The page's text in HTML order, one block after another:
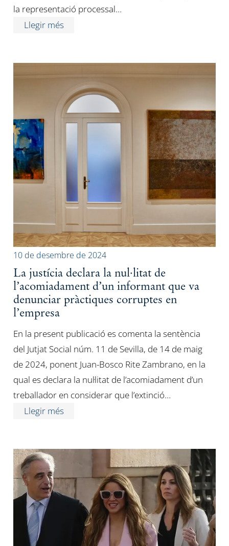
la representació processal…
Llegir més
10 de desembre de 2024
La justícia declara la nul·litat de
l’acomiadament d’un informant que va
denunciar pràctiques corruptes en
l’empresa
En la present publicació es comenta la sentència
del Jutjat Social núm. 11 de Sevilla, de 14 de maig
de 2024, ponent Juan-Bosco Rite Zambrano, en la
qual es declara la nul·litat de l’acomiadament d’un
treballador en considerar que l’extinció…
Llegir més